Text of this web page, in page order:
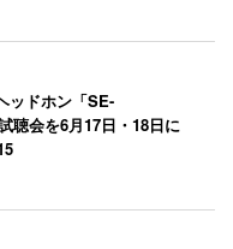
ッドホン「SE-
聴会を6月17日・18日に